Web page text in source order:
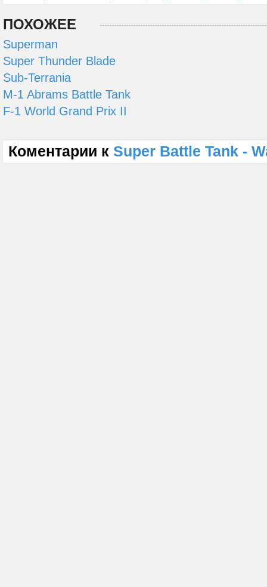
ПОХОЖЕЕ
Superman
Super Thunder Blade
Sub-Terrania
M-1 Abrams Battle Tank
F-1 World Grand Prix II
Коментарии к Super Battle Tank -